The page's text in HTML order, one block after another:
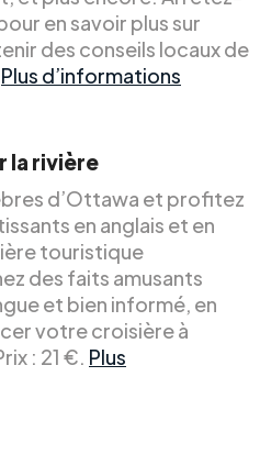
en savoir plus sur
des conseils locaux de
Plus d’informations
la rivière
d’Ottawa et profitez
en anglais et en
touristique
des faits amusants
et bien informé, en
votre croisière à
: 21 €. Plus